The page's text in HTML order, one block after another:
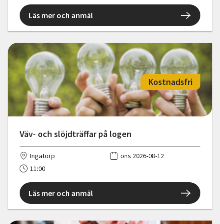
Läs mer och anmäl
Väv- och slöjdträffar på logen
Kostnadsfri
Ingatorp
ons 2026-08-12
11:00
Läs mer och anmäl